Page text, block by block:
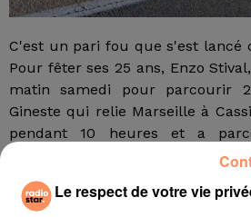
C'est un pari fou que s'est lancé
Pour fêter ses 25 ans, Enzo
matin samedi pour parcourir
Gineste qui relie Marseille à
pendant 10 heures et a
kilomètres ! Un challenge fêté
potes. Un joli temps pour celui
concession PLD automobile
Le respect de votre vie